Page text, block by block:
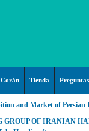
Tienda
Corán
and Market of Persian
GROUP OF IRANIAN